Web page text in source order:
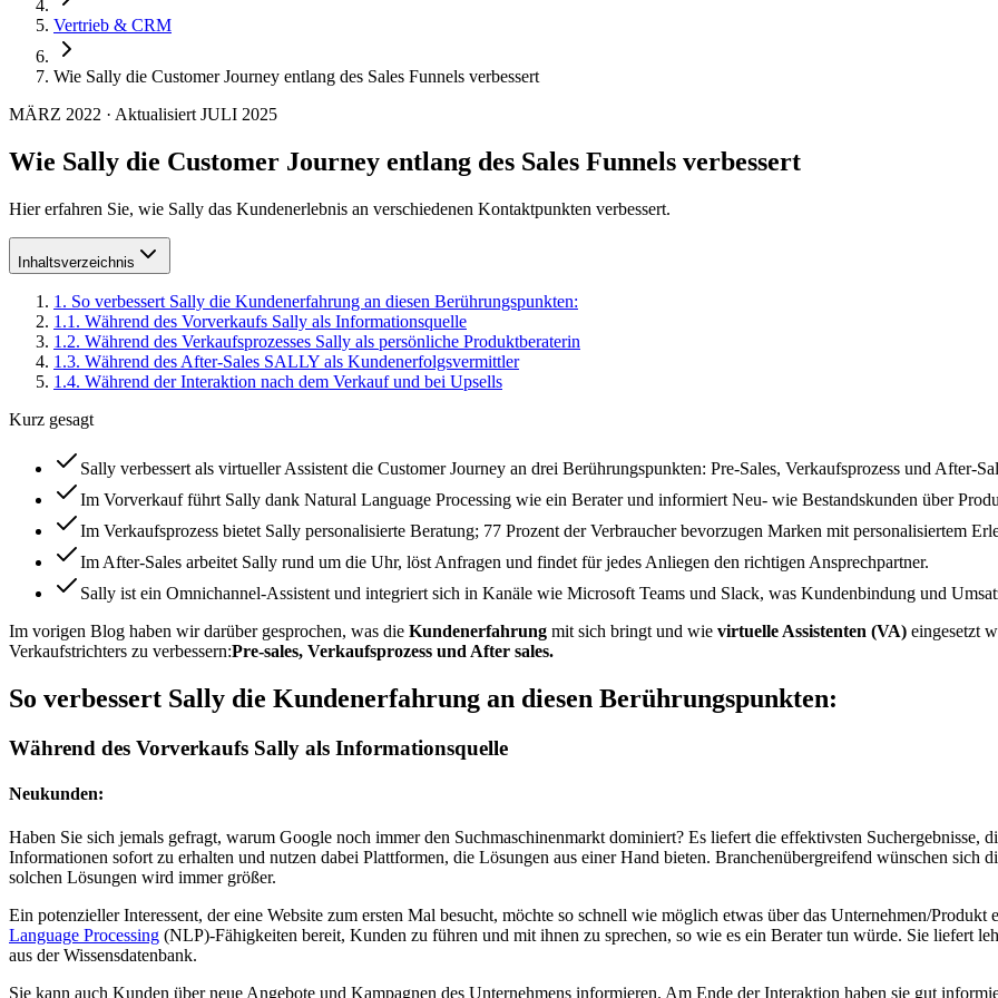
Vertrieb & CRM
Wie Sally die Customer Journey entlang des Sales Funnels verbessert
MÄRZ 2022 · Aktualisiert JULI 2025
Wie Sally die Customer Journey entlang des Sales Funnels verbessert
Hier erfahren Sie, wie Sally das Kundenerlebnis an verschiedenen Kontaktpunkten verbessert.
Inhaltsverzeichnis
1 . So verbessert Sally die Kundenerfahrung an diesen Berührungspunkten:
1 .1 . Während des Vorverkaufs Sally als Informationsquelle
1 .2. Während des Verkaufsprozesses Sally als persönliche Produktberaterin
1 .3. Während des After-Sales SALLY als Kundenerfolgsvermittler
1 .4. Während der Interaktion nach dem Verkauf und bei Upsells
Kurz gesagt
Sally verbessert als virtueller Assistent die Customer Journey an drei Berührungspunkten: Pre-Sales, Verkaufsprozess und After-
Im Vorverkauf führt Sally dank Natural Language Processing wie ein Berater und informiert Neu- wie Bestandskunden über
Im Verkaufsprozess bietet Sally personalisierte Beratung; 77 Prozent der Verbraucher bevorzugen Marken mit personalisiertem
Im After-Sales arbeitet Sally rund um die Uhr, löst Anfragen und findet für jedes Anliegen den richtigen Ansprechpartner.
Sally ist ein Omnichannel-Assistent und integriert sich in Kanäle wie Microsoft Teams und Slack, was Kundenbindung und
Im vorigen Blog haben wir darüber gesprochen, was die Kundenerfahrung mit sich bringt und wie virtuelle Assistenten (VA) eingesetzt
Verkaufstrichters zu verbessern:Pre-sales, Verkaufsprozess und After sales.
So verbessert Sally die Kundenerfahrung an diesen Berührungspunkten:
Während des Vorverkaufs Sally als Informationsquelle
Neukunden:
Haben Sie sich jemals gefragt, warum Google noch immer den Suchmaschinenmarkt dominiert? Es liefert die effektivsten Suchergebnisse,
Informationen sofort zu erhalten und nutzen dabei Plattformen, die Lösungen aus einer Hand bieten. Branchenübergreifend wünschen sich
solchen Lösungen wird immer größer.
Ein potenzieller Interessent, der eine Website zum ersten Mal besucht, möchte so schnell wie möglich etwas über das Unternehmen/
Language Processing (NLP)-Fähigkeiten bereit, Kunden zu führen und mit ihnen zu sprechen, so wie es ein Berater tun würde. Sie liefert
aus der Wissensdatenbank.
Sie kann auch Kunden über neue Angebote und Kampagnen des Unternehmens informieren. Am Ende der Interaktion haben sie gut